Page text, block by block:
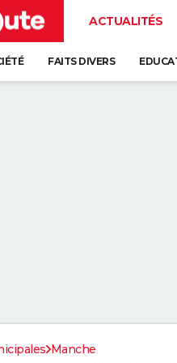
ACTUALITÉS
FAITS DIVERS
Manche